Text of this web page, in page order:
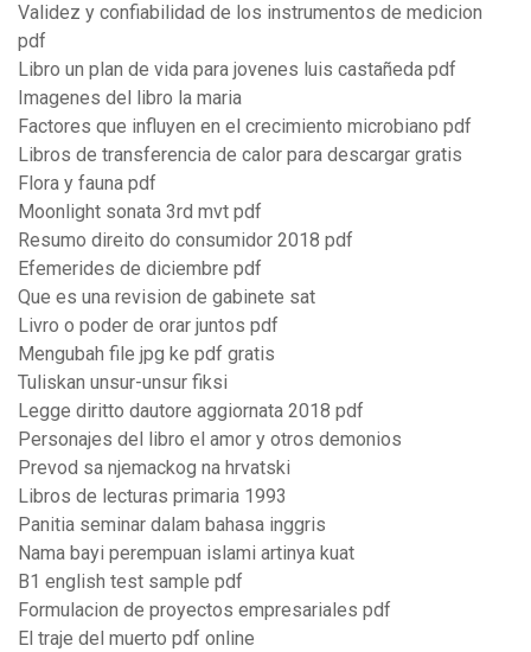
Validez y confiabilidad de los instrumentos de medicion
pdf
Libro un plan de vida para jovenes luis castañeda pdf
Imagenes del libro la maria
Factores que influyen en el crecimiento microbiano pdf
Libros de transferencia de calor para descargar gratis
Flora y fauna pdf
Moonlight sonata 3rd mvt pdf
Resumo direito do consumidor 2018 pdf
Efemerides de diciembre pdf
Que es una revision de gabinete sat
Livro o poder de orar juntos pdf
Mengubah file jpg ke pdf gratis
Tuliskan unsur-unsur fiksi
Legge diritto dautore aggiornata 2018 pdf
Personajes del libro el amor y otros demonios
Prevod sa njemackog na hrvatski
Libros de lecturas primaria 1993
Panitia seminar dalam bahasa inggris
Nama bayi perempuan islami artinya kuat
B1 english test sample pdf
Formulacion de proyectos empresariales pdf
El traje del muerto pdf online